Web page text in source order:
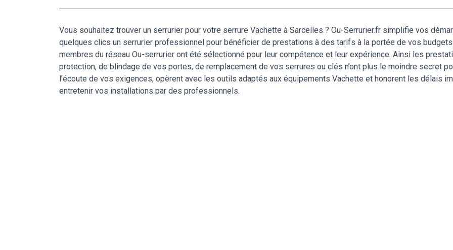
Vous souhaitez trouver un serrurier pour votre serrure Vachette à Sarcelles ? Ou-Serrurier.fr simplifie vos
quelques clics un serrurier professionnel pour bénéficier de prestations à des tarifs à la portée de vos
membres du réseau Ou-serrurier ont été sélectionné pour leur compétence et leur expérience. Ainsi les
protection, de blindage de vos portes, de remplacement de vos serrures ou clés n’ont plus le moindre secret
l’écoute de vos exigences, opèrent avec les outils adaptés aux équipements Vachette et honorent les délais
entretenir vos installations par des professionnels.